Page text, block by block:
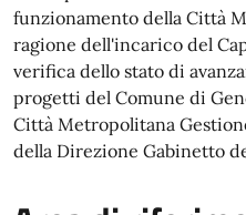
funzionamento della Città
ragione dell'incarico del
verifica dello stato di
progetti del Comune di
Città Metropolitana
della Direzione Gabinetto